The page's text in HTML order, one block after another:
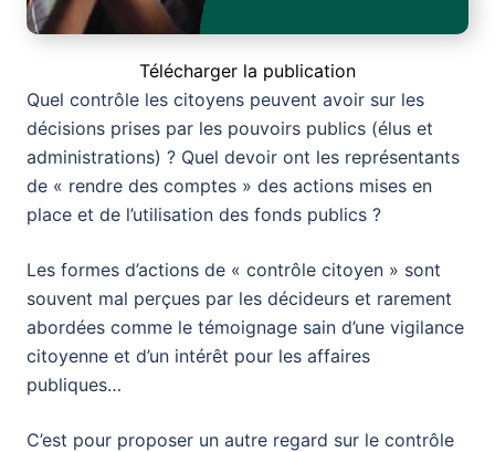
Télécharger la publication
Quel contrôle les citoyens peuvent avoir sur les
décisions prises par les pouvoirs publics (élus et
administrations) ? Quel devoir ont les représentants
de « rendre des comptes » des actions mises en
place et de l’utilisation des fonds publics ?
Les formes d’actions de « contrôle citoyen » sont
souvent mal perçues par les décideurs et rarement
abordées comme le témoignage sain d’une vigilance
citoyenne et d’un intérêt pour les affaires
publiques…
C’est pour proposer un autre regard sur le contrôle